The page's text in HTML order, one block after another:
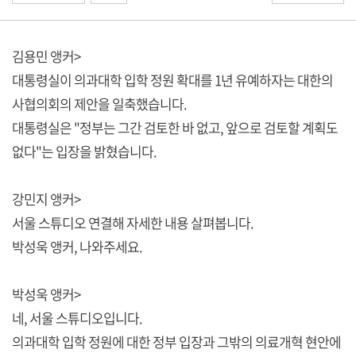
김용민 앵커>
대통령실이 의과대학 입학 정원 확대를 1년 유예하자는 대한의
사협의회의 제안을 일축했습니다.
대통령실은 "정부는 그간 검토한 바 없고, 앞으로 검토할 계획도
없다"는 입장을 밝혔습니다.
강민지 앵커>
서울 스튜디오 연결해 자세한 내용 살펴봅니다.
박성욱 앵커, 나와주세요.
박성욱 앵커>
네, 서울 스튜디오입니다.
의과대학 입학 정원에 대한 정부 입장과 그밖의 의료개혁 현안에